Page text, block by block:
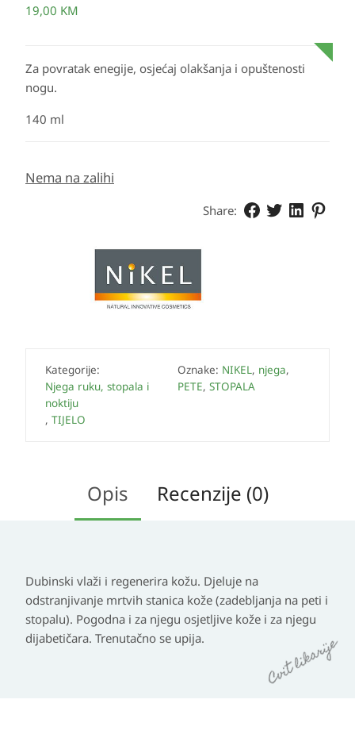
19,00 KM
Za povratak enegije, osjećaj olakšanja i opuštenosti
nogu.
140 ml
Nema na zalihi
Share:
Kategorije:
Njega ruku, stopala i
noktiju
, TIJELO
Oznake: NIKEL, njega,
PETE, STOPALA
Opis Recenzije (0)
Dubinski vlaži i regenerira kožu. Djeluje na
odstranjivanje mrtvih stanica kože (zadebljanja na peti i
stopalu). Pogodna i za njegu osjetljive kože i za njegu
dijabetičara. Trenutačno se upija.